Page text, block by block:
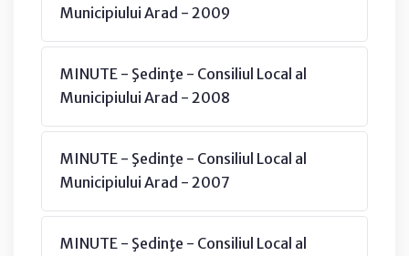
Municipiului Arad - 2009
MINUTE - Şedinţe - Consiliul Local al
Municipiului Arad - 2008
MINUTE - Şedinţe - Consiliul Local al
Municipiului Arad - 2007
MINUTE - Şedinţe - Consiliul Local al